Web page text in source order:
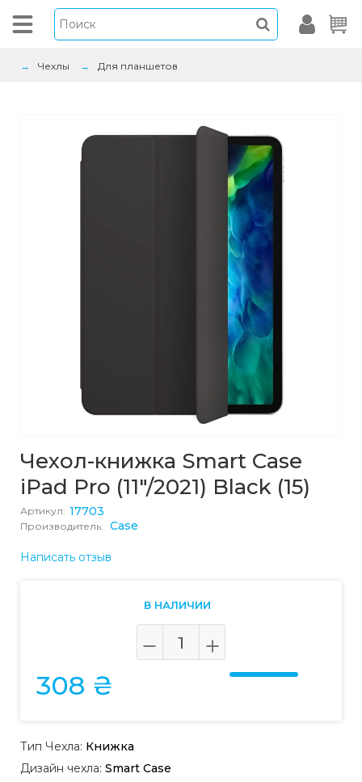
Чехлы Для планшетов
Чехол-книжка Smart Case
iPad Pro (11"/2021) Black (15)
Артикул: 17703
Производитель: Case
Написать отзыв
В НАЛИЧИИ
308 ₴
Тип Чехла: Книжка
Дизайн чехла: Smart Case